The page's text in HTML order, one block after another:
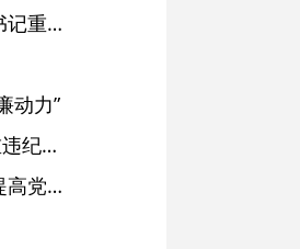
省委常委会会议强调 深入学习贯彻习近平总书记重要讲话精神 以高质量党建引领高质量发展 梁言顺主持并讲话
动力”
绩溪县长安镇原党委副书记、镇长程枫华严重违纪违法被开除党籍和公职
学习进行时·深入学习贯彻习近平党建思想丨提高党的战斗力的法宝